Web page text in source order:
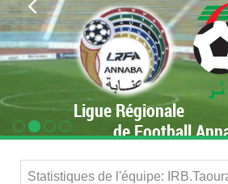
Ligue Régionale
de Football
Statistiques de l'équipe: